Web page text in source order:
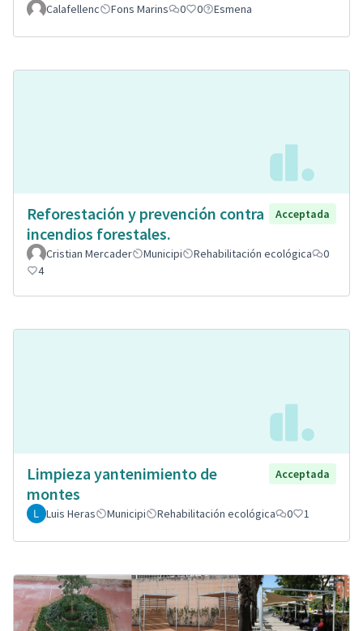
Calafellenc
Fons Marins 0 0 Esmena
Reforestación y prevención contra
incendios forestales.
Acceptada
Cristian Mercader Municipi Rehabilitación ecológica
0
4
Limpieza yantenimiento de
montes
Acceptada
Luis Heras Municipi Rehabilitación ecológica 0 1